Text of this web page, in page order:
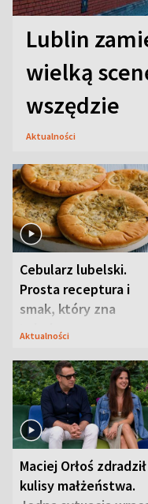
Lublin
wielką
wszędzie
Aktualności
Cebularz lubelski.
Prosta receptura i
smak, który zna
Lubelszczyzna
Aktualności
Maciej Orłoś zdradził
kulisy małżeństwa.